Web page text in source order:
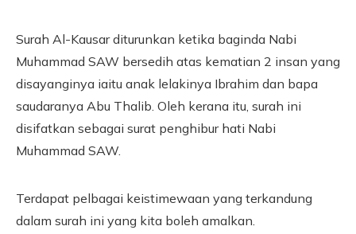
Surah Al-Kausar diturunkan ketika baginda Nabi
Muhammad SAW bersedih atas kematian 2 insan yang
disayanginya iaitu anak lelakinya Ibrahim dan bapa
saudaranya Abu Thalib. Oleh kerana itu, surah ini
disifatkan sebagai surat penghibur hati Nabi
Muhammad SAW.
Terdapat pelbagai keistimewaan yang terkandung
dalam surah ini yang kita boleh amalkan.